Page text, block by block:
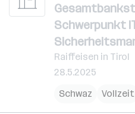
Schwerpunkt
Raiffeisen in Tirol
28.5.2025
Schwaz
Vollzeit